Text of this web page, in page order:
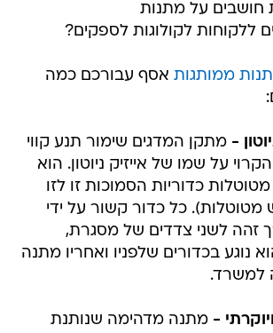
חושבים על מתנות
ללקוחות לקולוגות לספקים?
ממותגות אסף עבורכם כמה
- מתקן המדגים שימור תנע קווי
על שמו של אייזיק ניוטון. הוא
כדוריות הסמוכות זו לזו
מטוטלות). כל כדור קשור על ידי
זהה לשני צדדים של מסגרת,
נוגע בכדורים שלפניו ואחריו מתנה
למשרד.
- מתנה מדהימה שנותנת